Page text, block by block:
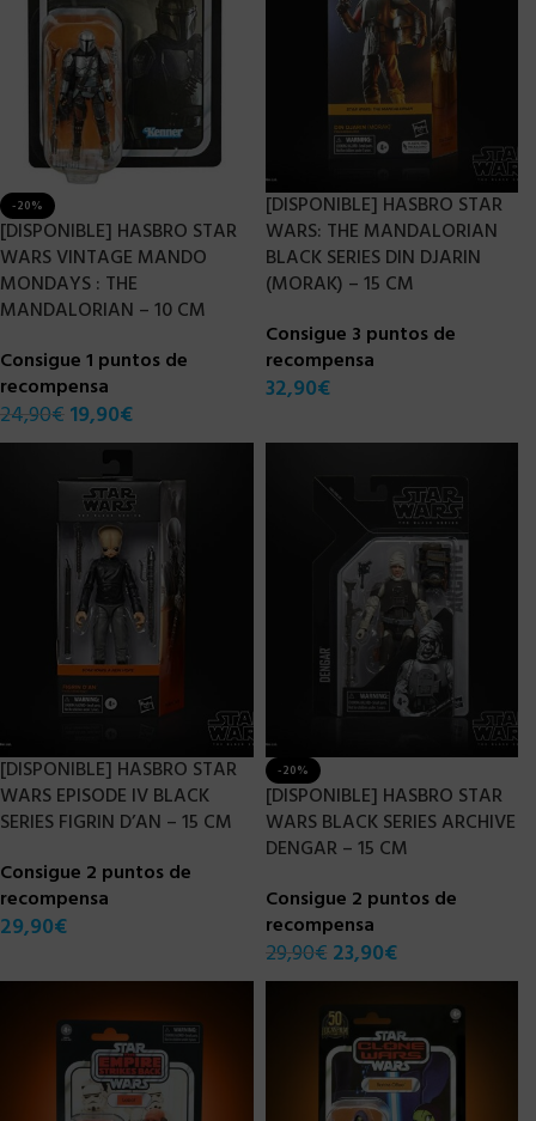
-20%
[DISPONIBLE] HASBRO STAR
WARS VINTAGE MANDO
MONDAYS : THE
MANDALORIAN – 10 CM
Consigue 1 puntos de
recompensa
24,90€ 19,90€
[DISPONIBLE] HASBRO STAR
WARS: THE MANDALORIAN
BLACK SERIES DIN DJARIN
(MORAK) – 15 CM
Consigue 3 puntos de
recompensa
32,90€
[DISPONIBLE] HASBRO STAR
WARS EPISODE IV BLACK
SERIES FIGRIN D’AN – 15 CM
Consigue 2 puntos de
recompensa
29,90€
-20%
[DISPONIBLE] HASBRO STAR
WARS BLACK SERIES ARCHIVE
DENGAR – 15 CM
Consigue 2 puntos de
recompensa
29,90€ 23,90€